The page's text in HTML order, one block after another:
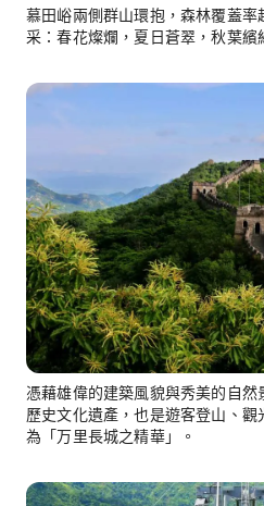
慕田峪兩側群山環抱，森林覆蓋
采：春花燦爛，夏日蒼翠，秋葉繽
憑藉雄偉的建築風貌與秀美的自
歷史文化遺產，也是遊客登山、
為「万里長城之精華」。